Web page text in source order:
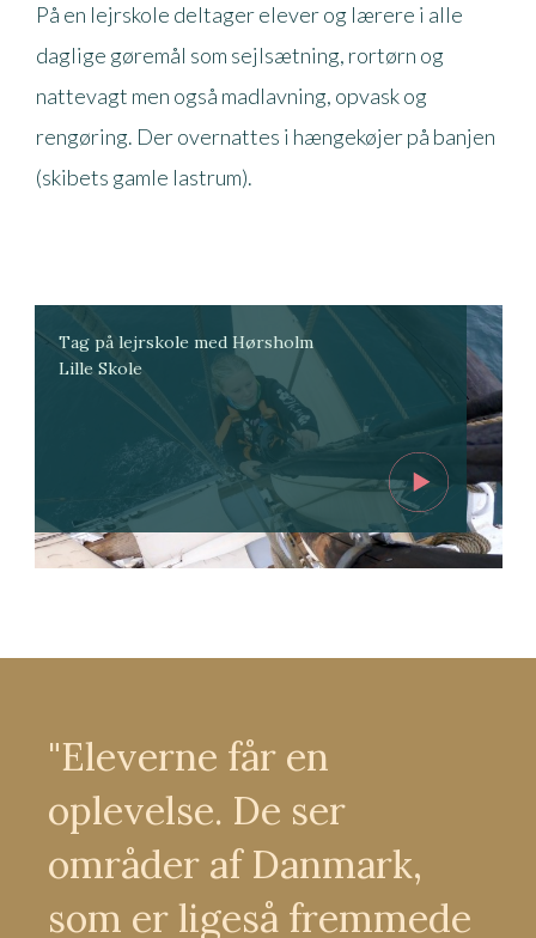
På en lejrskole deltager elever og lærere i alle
daglige gøremål som sejlsætning, rortørn og
nattevagt men også madlavning, opvask og
rengøring. Der overnattes i hængekøjer på banjen
(skibets gamle lastrum).
Tag på lejrskole med Hørsholm
Lille Skole
"Eleverne får en
oplevelse. De ser
områder af Danmark,
som er ligeså fremmede